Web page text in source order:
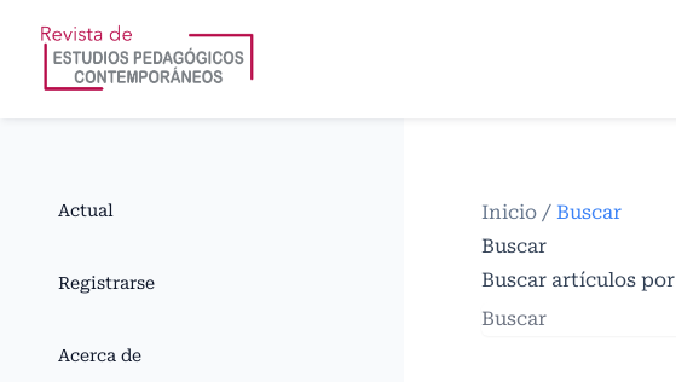
Actual
Registrarse
Acerca de
Inicio / Buscar
Buscar
Buscar artículos por